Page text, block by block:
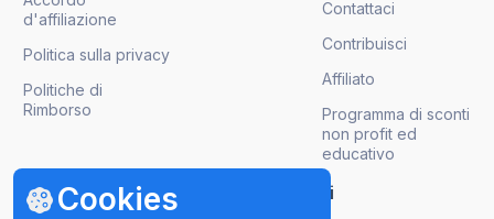
Cookies
d'affiliazione
Politica sulla privacy
Politiche di
Rimborso
Contattaci
Contribuisci
Affiliato
Programma di sconti
non profit ed
educativo
Ricevi gli aggiornamenti sui prodotti